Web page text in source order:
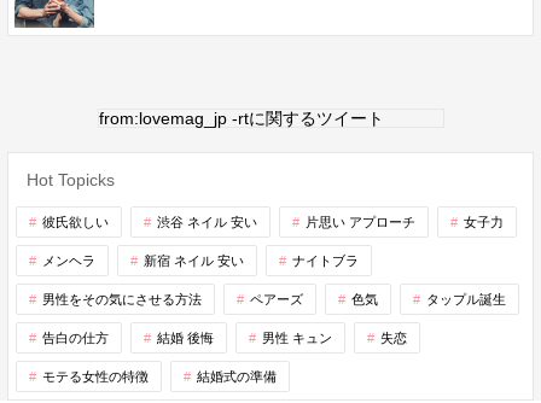
from:lovemag_jp -rtに関するツイート
Hot Topicks
彼氏欲しい 渋谷 ネイル 安い 片思い アプローチ 女子力
メンヘラ 新宿 ネイル 安い ナイトブラ
男性をその気にさせる方法 ペアーズ 色気 タップル誕生
告白の仕方 結婚 後悔 男性 キュン 失恋
モテる女性の特徴 結婚式の準備